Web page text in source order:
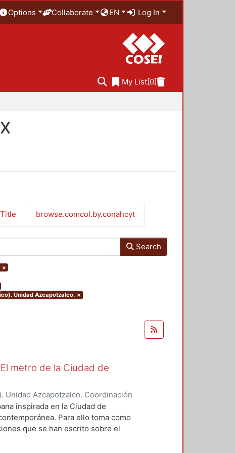
Options Collaborate EN Log In
My List[0]
browse.comcol.by.conahcyt
Search
×
Unidad Azcapotzalco. ×
metro de la Ciudad de
Unidad Azcapotzalco. Coordinación
Vázquez, Guillermo Alfonso
inspirada en la Ciudad de
Para ello toma como
que se han escrito sobre el